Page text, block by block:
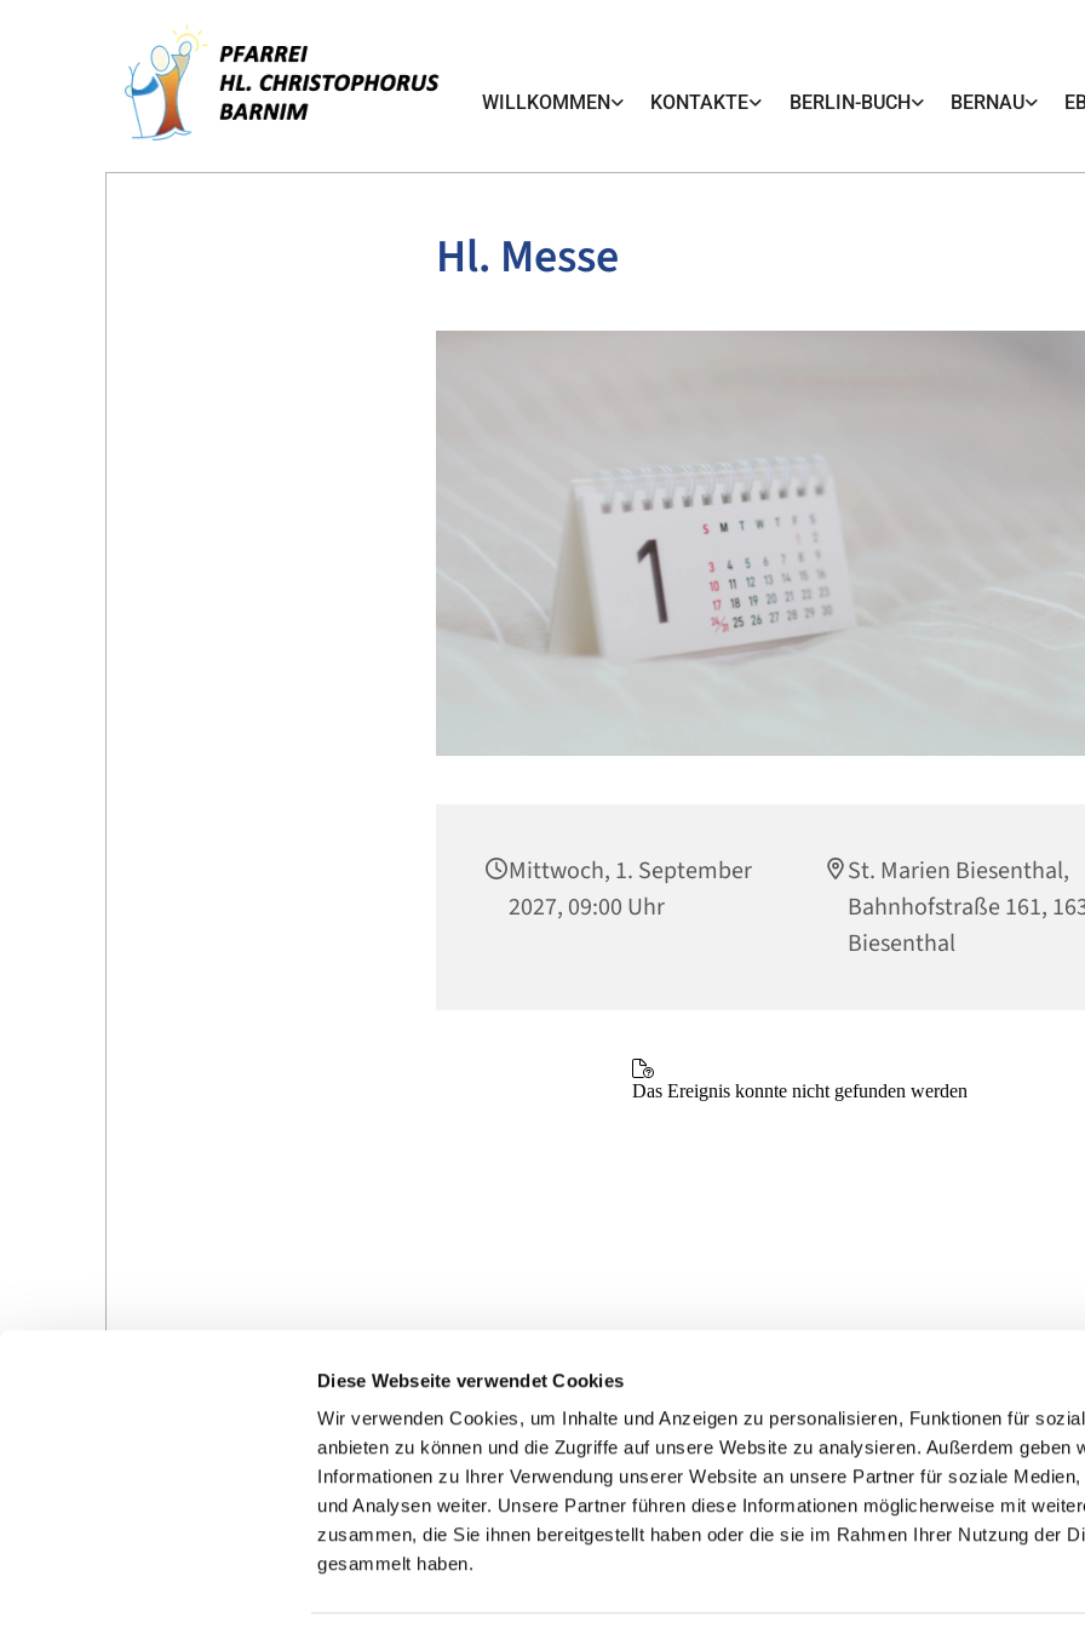
Diese Webseite verwendet Cookies
Wir verwenden Cookies, um Inhalte und Anzeigen zu personalisieren, Funktionen für
anbieten zu können und die Zugriffe auf unsere Website zu analysieren. Außerdem geben
Informationen zu Ihrer Verwendung unserer Website an unsere Partner für soziale Medien,
und Analysen weiter. Unsere Partner führen diese Informationen möglicherweise mit
zusammen, die Sie ihnen bereitgestellt haben oder die sie im Rahmen Ihrer Nutzung der
gesammelt haben.
WILLKOMMEN KONTAKTE BERLIN-BUCH BERNAU
Hl. Messe
Mittwoch, 1. September
2027, 09:00 Uhr
St. Marien Biesenthal,
Bahnhofstraße 161,
Biesenthal
Veranstaltungen in der
Pfarrei
Kontakte
Ansprechpersonen zum Schutz vor
sexualisierter Gewalt